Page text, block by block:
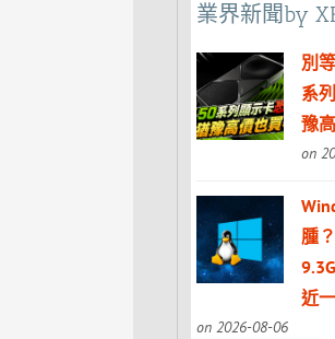
業界新聞by
別
系
豫
on
腫
近
on 2026-08-06